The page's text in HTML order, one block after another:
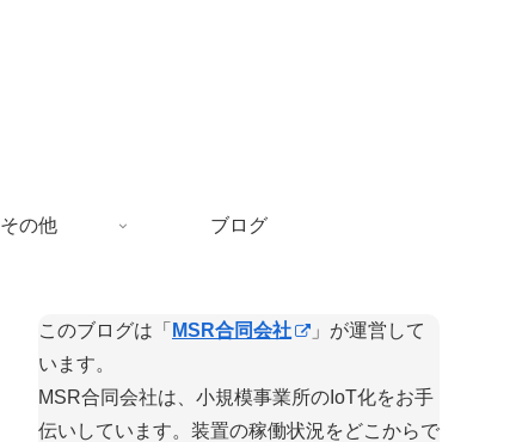
その他 ブログ
このブログは「 MSR合同会社
」が運営して
います。
MSR合同会社は、小規模事業所のIoT化をお手
伝いしています。装置の稼働状況をどこからで